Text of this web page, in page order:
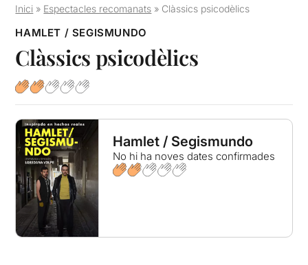
Inici » Espectacles recomanats » Clàssics psicodèlics
HAMLET / SEGISMUNDO
Clàssics psicodèlics
Hamlet / Segismundo
No hi ha noves dates confirmades